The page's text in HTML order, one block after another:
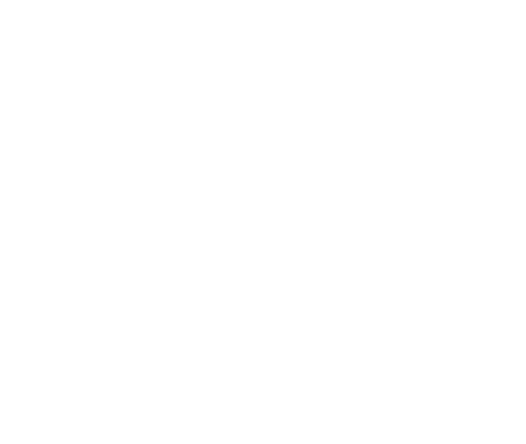
như chì, thủy ngân, Asen… vi khuẩn có
Mỹ.
tra và chứng nhận bởi Hiệp hội nước toàn